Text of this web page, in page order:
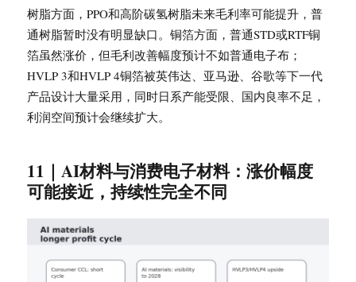
树脂方面，PPO和高阶碳氢树脂未来毛利率可能提升，普
通树脂暂时没有明显缺口。铜箔方面，普通STD或RTF铜
箔虽然涨价，但毛利改善幅度预计不如普通电子布；
HVLP 3和HVLP 4铜箔被英伟达、亚马逊、谷歌等下一代
产品设计大量采用，同时日系产能受限、国内良率不足，
利润空间预计会继续扩大。
11｜AI材料与消费电子材料：涨价幅度
可能接近，持续性完全不同